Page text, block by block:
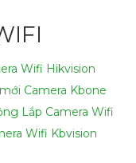
Wifi Hikvision
Camera Kbone
Lắp Camera Wifi
Wifi Kbvision